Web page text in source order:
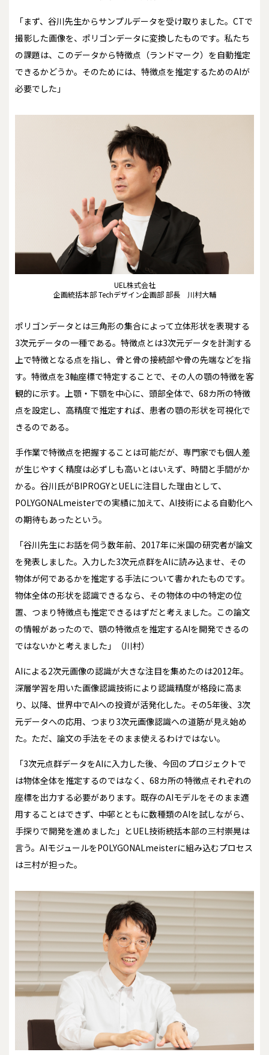
「まず、谷川先生からサンプルデータを受け取りました。CTで
撮影した画像を、ポリゴンデータに変換したものです。私たち
の課題は、このデータから特徴点（ランドマーク）を自動推定
できるかどうか。そのためには、特徴点を推定するためのAIが
必要でした」
UEL株式会社
企画統括本部 Techデザイン企画部 部長 川村大輔
ポリゴンデータとは三角形の集合によって立体形状を表現する
3次元データの一種である。特徴点とは3次元データを計測する
上で特徴となる点を指し、骨と骨の接続部や骨の先端などを指
す。特徴点を3軸座標で特定することで、その人の顎の特徴を客
観的に示す。上顎・下顎を中心に、頭部全体で、68カ所の特徴
点を設定し、高精度で推定すれば、患者の顎の形状を可視化で
きるのである。
手作業で特徴点を把握することは可能だが、専門家でも個人差
が生じやすく精度は必ずしも高いとはいえず、時間と手間がか
かる。谷川氏がBIPROGYとUELに注目した理由として、
POLYGONALmeisterでの実績に加えて、AI技術による自動化へ
の期待もあったという。
「谷川先生にお話を伺う数年前、2017年に米国の研究者が論文
を発表しました。入力した3次元点群をAIに読み込ませ、その
物体が何であるかを推定する手法について書かれたものです。
物体全体の形状を認識できるなら、その物体の中の特定の位
置、つまり特徴点も推定できるはずだと考えました。この論文
の情報があったので、顎の特徴点を推定するAIを開発できるの
ではないかと考えました」（川村）
AIによる2次元画像の認識が大きな注目を集めたのは2012年。
深層学習を用いた画像認識技術により認識精度が格段に高ま
り、以降、世界中でAIへの投資が活発化した。その5年後、3次
元データへの応用、つまり3次元画像認識への道筋が見え始め
た。ただ、論文の手法をそのまま使えるわけではない。
「3次元点群データをAIに入力した後、今回のプロジェクトで
は物体全体を推定するのではなく、68カ所の特徴点それぞれの
座標を出力する必要があります。既存のAIモデルをそのまま適
用することはできず、中邨とともに数種類のAIを試しながら、
手探りで開発を進めました」とUEL技術統括本部の三村崇晃は
言う。AIモジュールをPOLYGONALmeisterに組み込むプロセス
は三村が担った。